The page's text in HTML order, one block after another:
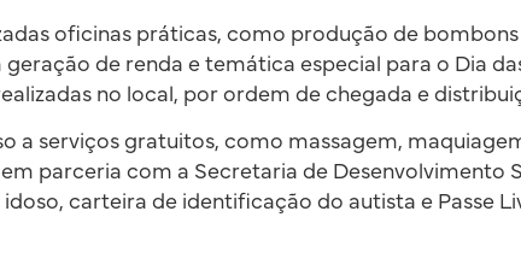
oficinas práticas, como produção de
de renda e temática especial para o Dia
no local, por ordem de chegada e
a serviços gratuitos, como massagem,
parceria com a Secretaria de Desenvolvimento
carteira de identificação do autista e Passe